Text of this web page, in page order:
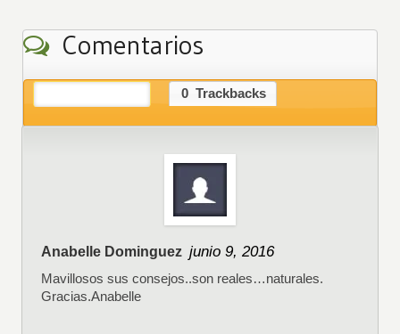
Comentarios
0 Trackbacks
Anabelle Dominguez junio 9, 2016
Mavillosos sus consejos..son reales…naturales.
Gracias.Anabelle